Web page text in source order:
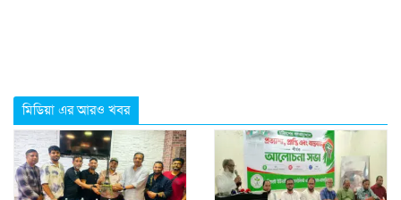
মিডিয়া এর আরও খবর